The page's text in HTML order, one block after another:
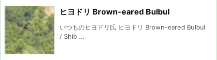
ヒヨドリ Brown-eared Bulbul
いつものヒヨドリ氏 ヒヨドリ Brown-eared Bulbul
/ Shib ...